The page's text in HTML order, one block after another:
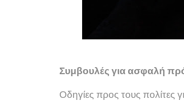
Συμβουλές για ασφαλή
Οδηγίες προς τους πολίτες